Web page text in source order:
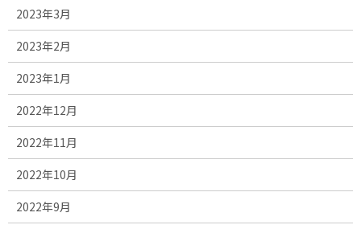
2023年3月
2023年2月
2023年1月
2022年12月
2022年11月
2022年10月
2022年9月